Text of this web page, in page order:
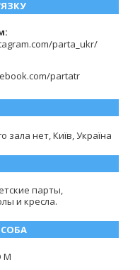
parta_ukr/
partatr
зала нет, Київ, Україна
парты,
и кресла.
М